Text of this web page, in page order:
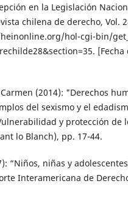
en la Legislación
chilena de derecho, Vol.
hol-cgi-bin/
[Fecha
(2014): "Derechos
del sexismo y el
y protección de
lo Blanch), pp. 17-44.
“Niños, niñas y
Interamericana de